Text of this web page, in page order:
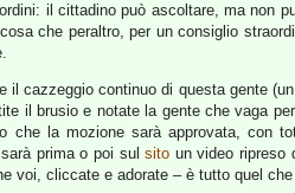
il cittadino può ascoltare, ma non
che peraltro, per un consiglio
il cazzeggio continuo di questa gente
il brusio e notate la gente che vaga
che la mozione sarà approvata, con
prima o poi sulsito un video ripreso
voi, cliccate e adorate – è tutto quel